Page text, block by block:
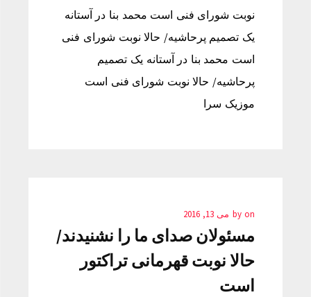
نوبت شورای فنی است محمد بنا در آستانه
یک تصمیم پرحاشیه/ حالا نوبت شورای فنی
است محمد بنا در آستانه یک تصمیم
پرحاشیه/ حالا نوبت شورای فنی است
موزیک سرا
by on می 13, 2016
مسئولان صدای ما را نشنیدند/
حالا نوبت قهرمانی تراکتور
است